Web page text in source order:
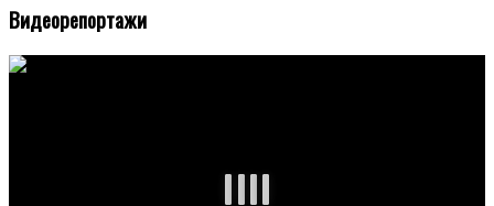
Видеорепортажи